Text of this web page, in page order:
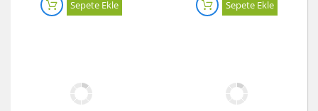
Sepete Ekle Sepete Ekle